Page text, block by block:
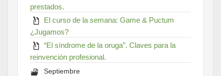
prestados.
El curso de la semana: Game & Puctum
¿Jugamos?
“El síndrome de la oruga”. Claves para la
reinvención profesional.
Septiembre